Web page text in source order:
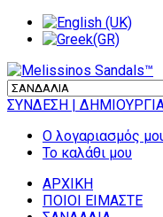
ΣΥΝΔΕΣΗ |
Ο λογαριασμός
Το καλάθι μου
ΑΡΧΙΚΗ
ΠΟΙΟΙ ΕΙΜΑΣΤΕ